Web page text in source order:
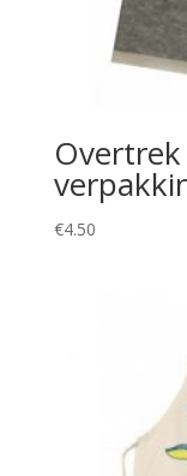
€4.50